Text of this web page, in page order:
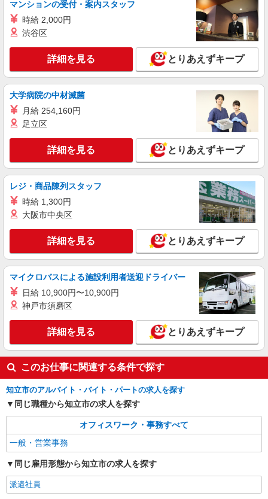
詳細を見る
パーソルテンプスタッフ株式会社 中部コーディネートセンター二課
（刈谷）/26-0613785
＜20〜30代就業中＞事務初めてからチャレン
愛知県知立市／最寄駅：三河知立駅、牛田（愛
知県）駅 ●豊明・緑区・豊田・安城・大府など
からも通勤便利です ≪車通勤可≫ ■無料駐車場
あり
キープ 詳細を見る
派遣社員
パーソルテンプスタッフ株式会社 中部コーディネートセンター二課
（刈谷）/26-0615395
9月開始★［直接雇用実績有］土日祝休×9時ス
タート♪風通し抜群企業★
時給1500円
愛知県知立市／最寄駅：牛田（愛知県）駅、東
刈谷駅 ●刈谷・安城・岡崎からもアクセス抜
群 ≪車通勤可≫ ●無料駐車場あり
キープ 詳細を見る
パーソルテンプスタッフ株式会社 中部コーディネートセンター二課
（刈谷）/26-0477568
ショールーム受付＋接客
時給1600円
愛知県知立市／最寄駅：牛田（愛知県）駅、新
安城駅 ≪車通勤可≫ 無料Pあり♪
キープ 詳細を見る
派遣社員
パーソルテンプスタッフ株式会社 中部コーディネートセンター二課
マンションの受付・案内スタッフ
時給 2,000円
渋谷区
詳細を見る とりあえずキープ
大学病院の中材滅菌
月給 254,160円
足立区
詳細を見る とりあえずキープ
レジ・商品陳列スタッフ
時給 1,300円
大阪市中央区
詳細を見る とりあえずキープ
マイクロバスによる施設利用者送迎ドライバー
日給 10,900円〜10,900円
神戸市須磨区
詳細を見る とりあえずキープ
このお仕事に関連する条件で探す
知立市のアルバイト・バイト・パートの求人を探す
同じ職種から知立市の求人を探す
オフィスワーク・事務すべて
一般・営業事務
同じ雇用形態から知立市の求人を探す
派遣社員